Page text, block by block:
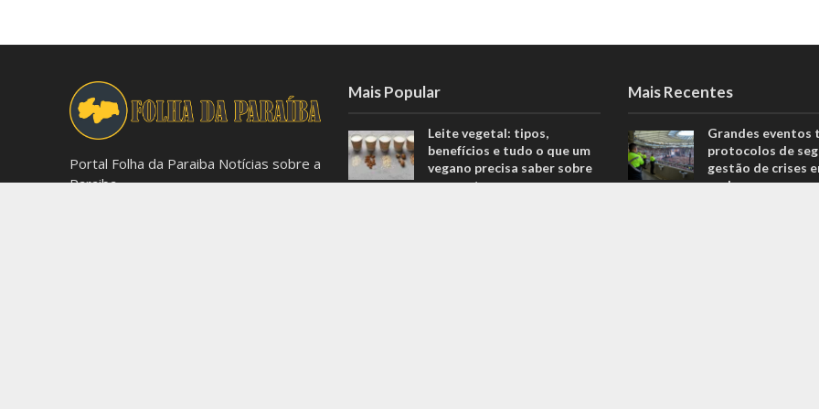
Portal Folha da Paraiba Notícias sobre a
Paraiba
Mais Popular
Leite vegetal: tipos,
benefícios e tudo o que um
vegano precisa saber sobre
o assunto
Mais Recentes
Grandes eventos
protocolos de
gestão de crises
real